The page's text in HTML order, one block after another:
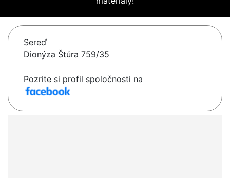
Sereď
Dionýza Štúra 759/35
Pozrite si profil spoločnosti na